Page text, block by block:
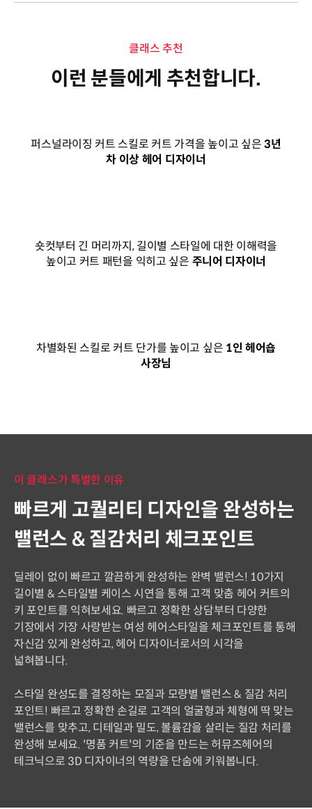
클래스 추천
이런 분들에게 추천합니다.
퍼스널라이징 커트 스킬로 커트 가격을 높이고 싶은3년
차 이상 헤어 디자이너
숏컷부터 긴 머리까지, 길이별 스타일에 대한 이해력을
높이고 커트 패턴을 익히고 싶은 주니어 디자이너
차별화된 스킬로 커트 단가를 높이고 싶은 1인 헤어숍
사장님
이 클래스가 특별한 이유
빠르게 고퀄리티 디자인을 완성하는
밸런스 & 질감처리 체크포인트
딜레이 없이 빠르고 깔끔하게 완성하는 완벽 밸런스! 10가지
길이별 & 스타일별 케이스 시연을 통해 고객 맞춤 헤어 커트의
키 포인트를 익혀보세요. 빠르고 정확한 상담부터 다양한
기장에서 가장 사랑받는 여성 헤어스타일을 체크포인트를 통해
자신감 있게 완성하고, 헤어 디자이너로서의 시각을
넓혀봅니다.
스타일 완성도를 결정하는 모질과 모량별 밸런스 & 질감 처리
포인트! 빠르고 정확한 손길로 고객의 얼굴형과 체형에 딱 맞는
밸런스를 맞추고, 디테일과 밀도, 볼륨감을 살리는 질감 처리를
완성해 보세요. '명품 커트'의 기준을 만드는 허뮤즈헤어의
테크닉으로 3D 디자이너의 역량을 단숨에 키워봅니다.